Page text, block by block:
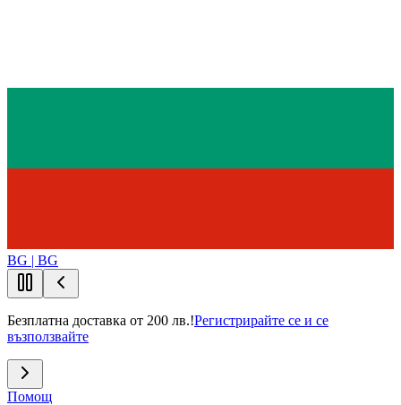
BG | BG
Безплатна доставка от 200 лв.!Регистрирайте се и се
възползвайте
Помощ